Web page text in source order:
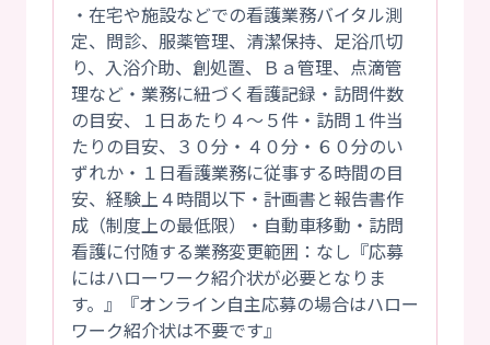
・在宅や施設などでの看護業務バイタル測
定、問診、服薬管理、清潔保持、足浴爪切
り、入浴介助、創処置、Ｂａ管理、点滴管
理など・業務に紐づく看護記録・訪問件数
の目安、１日あたり４～５件・訪問１件当
たりの目安、３０分・４０分・６０分のい
ずれか・１日看護業務に従事する時間の目
安、経験上４時間以下・計画書と報告書作
成（制度上の最低限）・自動車移動・訪問
看護に付随する業務変更範囲：なし『応募
にはハローワーク紹介状が必要となりま
す。』『オンライン自主応募の場合はハロー
ワーク紹介状は不要です』